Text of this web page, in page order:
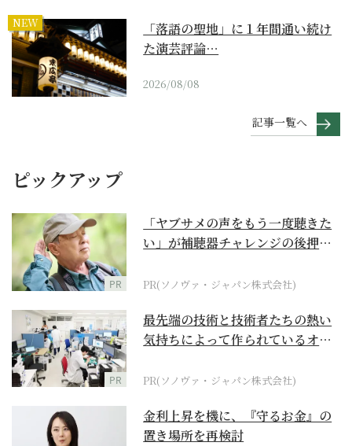
NEW
「落語の聖地」に１年間通い続け
た演芸評論…
2026/08/08
記事一覧へ
ピックアップ
PR
「ヤブサメの声をもう一度聴きた
い」が補聴器チャレンジの後押し
PR(ソノヴァ・ジャパン株式会社)
PR
最先端の技術と技術者たちの熱い
気持ちによって作られているオー
PR(ソノヴァ・ジャパン株式会社)
金利上昇を機に、『守るお金』の
置き場所を再検討